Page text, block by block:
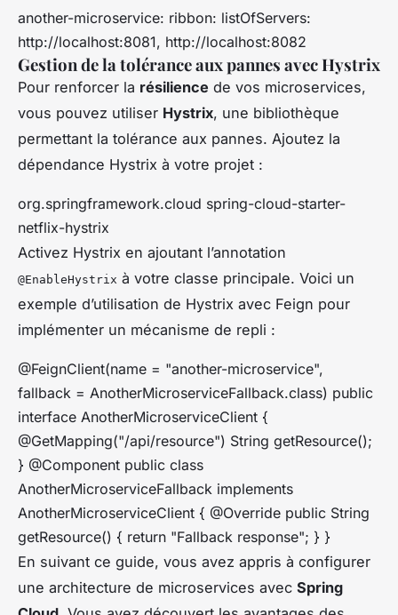
another-microservice: ribbon: listOfServers:
http://localhost:8081, http://localhost:8082
Gestion de la tolérance aux pannes avec Hystrix
Pour renforcer la résilience de vos microservices,
vous pouvez utiliser Hystrix, une bibliothèque
permettant la tolérance aux pannes. Ajoutez la
dépendance Hystrix à votre projet :
org.springframework.cloud spring-cloud-starter-
netflix-hystrix
Activez Hystrix en ajoutant l’annotation
@EnableHystrix à votre classe principale. Voici un
exemple d’utilisation de Hystrix avec Feign pour
implémenter un mécanisme de repli :
@FeignClient(name = "another-microservice",
fallback = AnotherMicroserviceFallback.class) public
interface AnotherMicroserviceClient {
@GetMapping("/api/resource") String getResource();
} @Component public class
AnotherMicroserviceFallback implements
AnotherMicroserviceClient { @Override public String
getResource() { return "Fallback response"; } }
En suivant ce guide, vous avez appris à configurer
une architecture de microservices avec Spring